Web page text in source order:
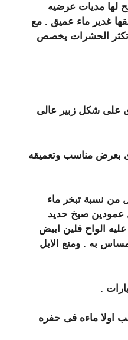
لها مديات عرضيه
غدير ماء عميق . مع
وتكثر الحشرات يخصص
على شكل زبير عالى
بعرض مناسب وتعميقه
من نسبة تبخر ماء
وربط بين كل عمودين صيخ حديد
الواح فلين ابيض
به . ومنع الابل
اولا ماءه فى حفره